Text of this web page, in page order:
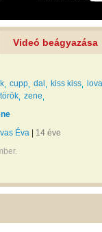
Videó beágyazása
cupp dal kiss kiss
török zene
Éva
14 éve